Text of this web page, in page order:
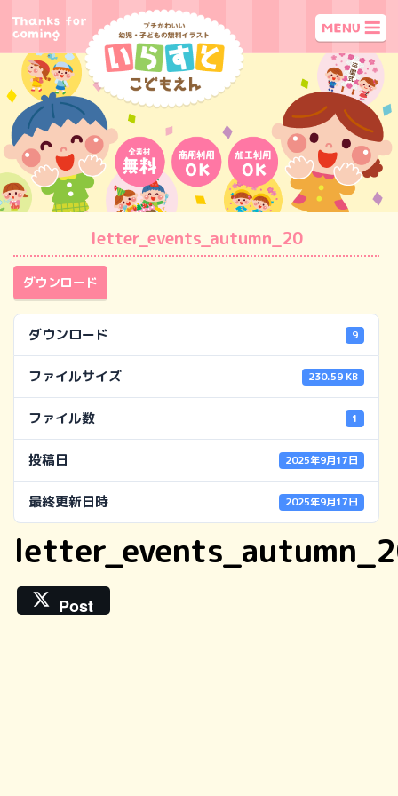
letter_events_autumn_20
ダウンロード
ダウンロード 9
ファイルサイズ 230.59 KB
ファイル数 1
投稿日 2025年9月17日
最終更新日時 2025年9月17日
Post